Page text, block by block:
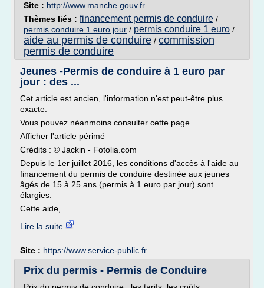
Site : http://www.manche.gouv.fr
Thèmes liés : financement permis de conduire /
permis conduire 1 euro jour / permis conduire 1 euro /
aide au permis de conduire / commission
permis de conduire
Jeunes -Permis de conduire à 1 euro par
jour : des ...
Cet article est ancien, l'information n'est peut-être plus
exacte.
Vous pouvez néanmoins consulter cette page.
Afficher l'article périmé
Crédits : © Jackin - Fotolia.com
Depuis le 1er juillet 2016, les conditions d'accès à l'aide au
financement du permis de conduire destinée aux jeunes
âgés de 15 à 25 ans (permis à 1 euro par jour) sont
élargies.
Cette aide,...
Lire la suite
Site : https://www.service-public.fr
Prix du permis - Permis de Conduire